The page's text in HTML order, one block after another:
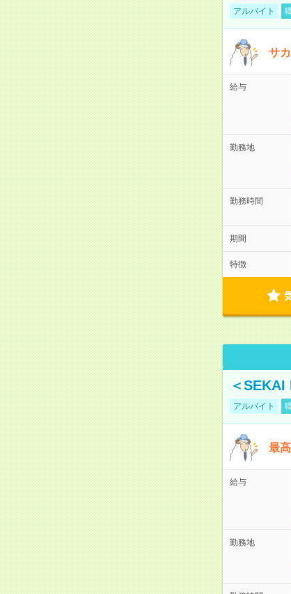
アルバイト
サ
給与
勤務地
勤務時間
期間
特徴
＜
アルバイト
最
給与
勤務地